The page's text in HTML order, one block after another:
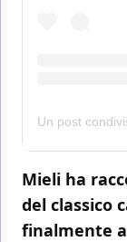
Mieli ha
del classico
finalmente